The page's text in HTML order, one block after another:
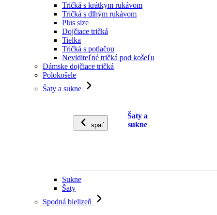
Tričká s krátkym rukávom
Tričká s dlhým rukávom
Plus size
Dojčiace tričká
Tielka
Tričká s potlačou
Neviditeľné tričká pod košeľu
Dámske dojčiace tričká
Polokošele
Šaty a sukne
späť
Šaty a
sukne
Sukne
Šaty
Spodná bielizeň